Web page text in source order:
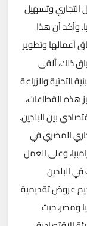
التجاري وتسهيل
وأكد أن هذا
أعمالها وتطوير
ذلك، ألقى
التحتية والزراعة
هذه القطاعات،
بين البلدين.
المصري في
وعلى العمل
البلدين
عروض تقديمية
ومصر، حيث